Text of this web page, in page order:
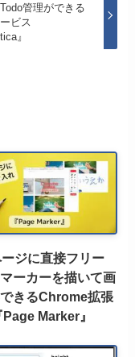
管理ができる
ビス
』
ジに直接フリー
ーカーを描いて画
きるChrome拡張
Marker』